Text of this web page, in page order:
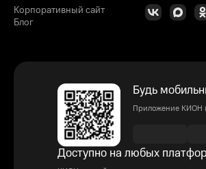
Корпоративный сайт
Блог
Будь
Приложение КИОН
Доступно на любых